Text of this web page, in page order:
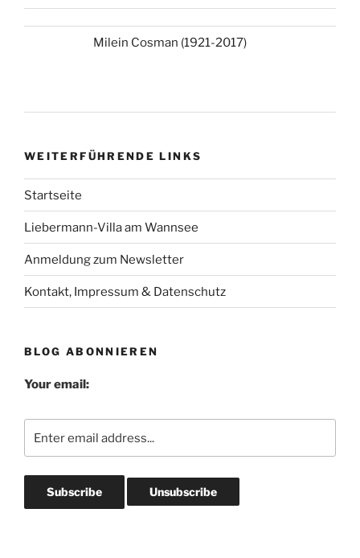
Milein Cosman (1921-2017)
WEITERFÜHRENDE LINKS
Startseite
Liebermann-Villa am Wannsee
Anmeldung zum Newsletter
Kontakt, Impressum & Datenschutz
BLOG ABONNIEREN
Your email: